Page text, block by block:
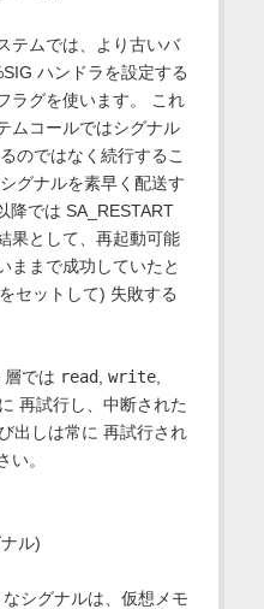
テムでは、より古いバ
ハンドラを設定する
ラグを使います。 これ
ムコールではシグナル
のではなく続行するこ
グナルを素早く配送す
降では SA_RESTART
果として、再起動可能
ままで成功していたと
セットして) 失敗する
層では read write,
再試行し、中断された
出しは常に 再試行され
い。
ル)
シグナルは、仮想メモ